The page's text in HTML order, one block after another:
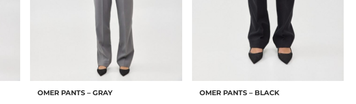
OMER PANTS – GRAY OMER PANTS – BLACK